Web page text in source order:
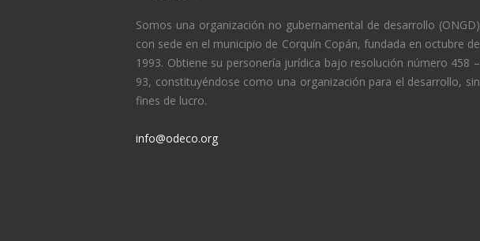
Somos una organización no gubernamental de desarrollo (ONGD)
con sede en el municipio de Corquín Copán, fundada en octubre de
1993. Obtiene su personería jurídica bajo resolución número 458 –
93, constituyéndose como una organización para el desarrollo, sin
fines de lucro.
info@odeco.org